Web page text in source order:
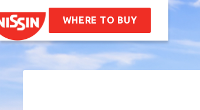
WHERE TO BUY
Nous